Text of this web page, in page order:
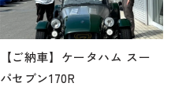
【ご納車】ケータハム スー
パセブン170R